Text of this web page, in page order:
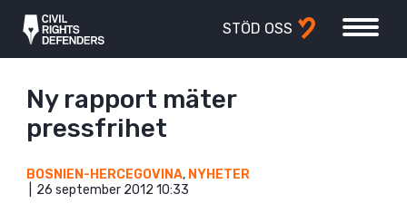
STÖD OSS
Ny rapport mäter
pressfrihet
BOSNIEN-HERCEGOVINA, NYHETER
26 september 2012 10:33